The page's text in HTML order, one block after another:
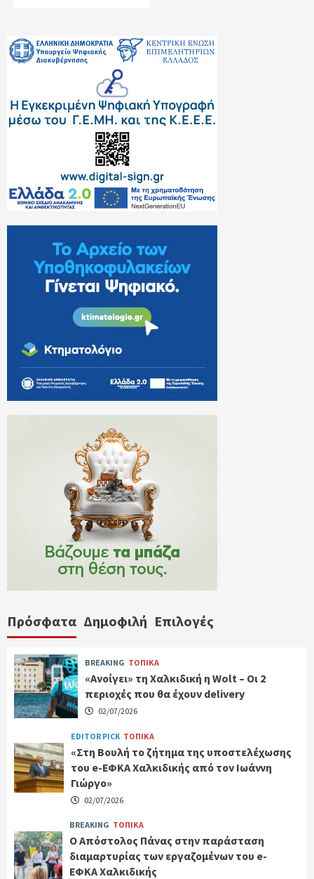
Πρόσφατα Δημοφιλή Επιλογές
BREAKING ΤΟΠΙΚΑ
«Ανοίγει» τη Χαλκιδική η Wolt – Οι 2
περιοχές που θα έχουν delivery
02/07/2026
EDITOR PICK ΤΟΠΙΚΑ
«Στη Βουλή το ζήτημα της υποστελέχωσης
του e-ΕΦΚΑ Χαλκιδικής από τον Ιωάννη
Γιώργο»
02/07/2026
BREAKING ΤΟΠΙΚΑ
Ο Απόστολος Πάνας στην παράσταση
διαμαρτυρίας των εργαζομένων του e-
ΕΦΚΑ Χαλκιδικής